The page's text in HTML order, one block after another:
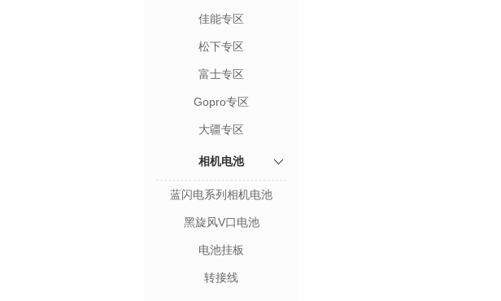
佳能专区
松下专区
富士专区
Gopro专区
大疆专区
相机电池
蓝闪电系列相机电池
黑旋风V口电池
电池挂板
转接线